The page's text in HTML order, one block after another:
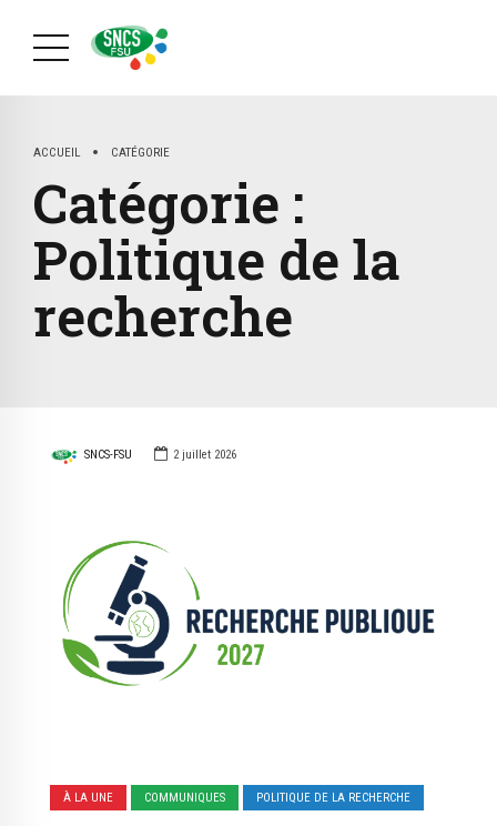
ACCUEIL CATÉGORIE
Catégorie :
Politique de la
recherche
SNCS-FSU 2 juillet 2026
À LA UNE COMMUNIQUES POLITIQUE DE LA RECHERCHE